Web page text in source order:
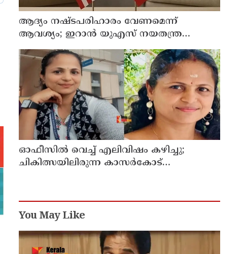
ആദ്യം നഷ്ടപരിഹാരം വേണമെന്ന്
ആവശ്യം; ഇറാന്‍ യുഎസ് നയതന്ത്ര
നീക്കങ്ങളില്‍ അനിശ്ചിതത്വം
ഓഫീസില്‍ വെച്ച് എലിവിഷം കഴിച്ചു;
ചികിത്സയിലിരുന്ന കാസര്‍കോട്
You May Like